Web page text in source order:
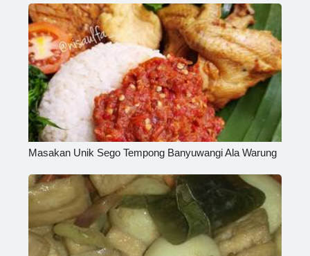
Masakan Unik Sego Tempong Banyuwangi Ala Warung